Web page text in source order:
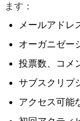
ます：
メールアドレ
オーガニゼー
投票数、コメ
サブスクリプ
アクセス可能